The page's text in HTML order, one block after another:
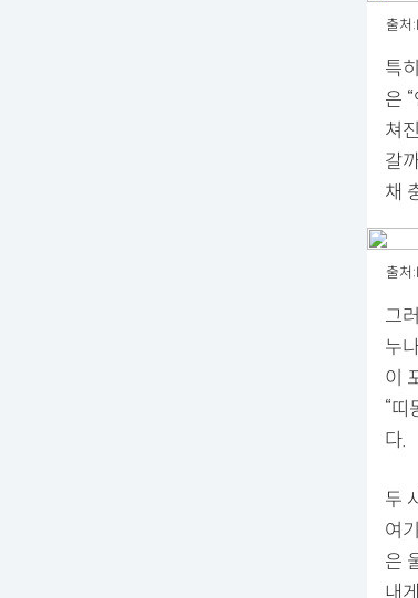
출처
특
은
쳐
갈
채
출처
그
누
이
“띠
다.
두
여
은
내